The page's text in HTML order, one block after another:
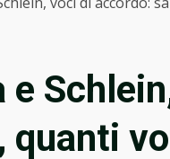
e
quanti